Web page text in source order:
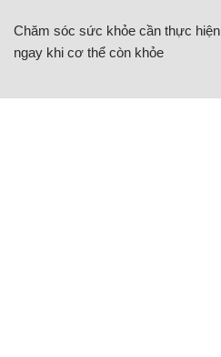
Chăm sóc sức khỏe cần thực hiện
ngay khi cơ thể còn khỏe